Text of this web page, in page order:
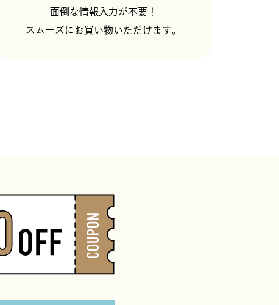
面倒な情報入力が不要！
スムーズにお買い物いただけます。